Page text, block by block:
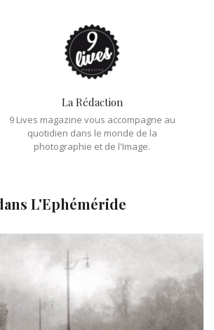
La Rédaction
9 Lives magazine vous accompagne au
quotidien dans le monde de la
photographie et de l'Image.
L'Ephéméride